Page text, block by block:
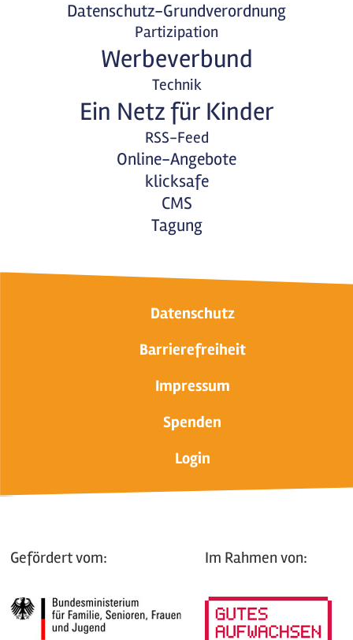
Datenschutz-Grundverordnung
Partizipation
Werbeverbund
Technik
Ein Netz für Kinder
RSS-Feed
Online-Angebote
klicksafe
CMS
Tagung
Datenschutz
Barrierefreiheit
Impressum
Spenden
Login
Gefördert vom: Im Rahmen von: